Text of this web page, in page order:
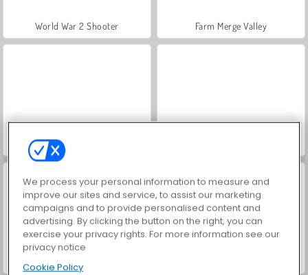
World War 2 Shooter Farm Merge Valley
ASMR Makeover & Makeup Studio
Car Parking City Duel
We process your personal information to measure and
improve our sites and service, to assist our marketing
campaigns and to provide personalised content and
advertising. By clicking the button on the right, you can
exercise your privacy rights. For more information see our
privacy notice
Cookie Policy